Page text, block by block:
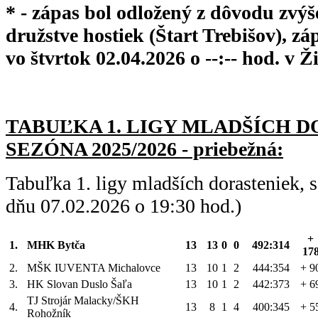
* - zápas bol odložený z dôvodu
družstve hostiek (Štart Trebišov),
vo štvrtok 02.04.2026 o --:-- hod. v
TABUĽKA 1. LIGY MLADŠÍCH
SEZÓNA 2025/2026 - priebežná:
Tabuľka 1. ligy mladších dorasteniek,
dňu 07.02.2026 o 19:30 hod.)
1. MHK Bytča 13 13 0 0 492:314
+
2.
MŠK IUVENTA Michalovce 13 10 1 2 444:354
+
3.
HK Slovan Duslo Šaľa 13 10 1 2 442:373
+
4.
TJ Strojár Malacky/ŠKH
Rohožník
13 8 1 4 400:345
+